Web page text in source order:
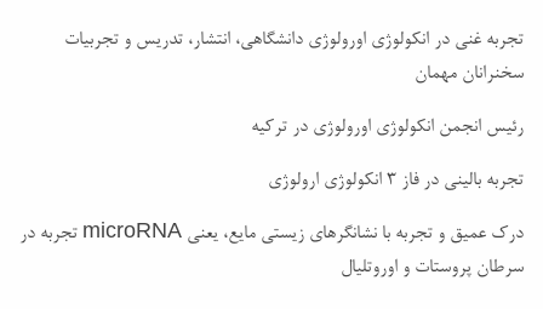
تجربه غنی در انکولوژی اورولوژی دانشگاهی، انتشار، تدریس و تجربیات
سخنرانان مهمان
رئیس انجمن انکولوژی اورولوژی در ترکیه
تجربه بالینی در فاز 3 انکولوژی ارولوژی
درک عمیق و تجربه با نشانگرهای زیستی مایع، یعنی microRNA تجربه در
سرطان پروستات و اوروتلیال